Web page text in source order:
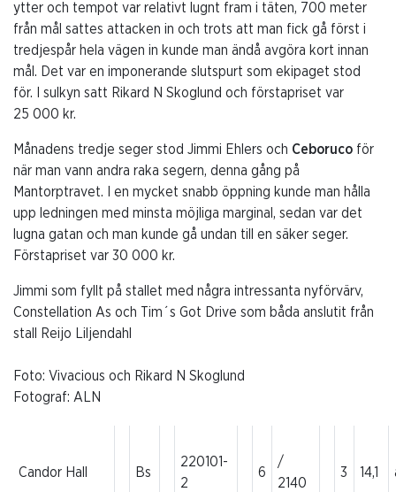
ytter och tempot var relativt lugnt fram i täten, 700 meter
från mål sattes attacken in och trots att man fick gå först i
tredjespår hela vägen in kunde man ändå avgöra kort innan
mål. Det var en imponerande slutspurt som ekipaget stod
för. I sulkyn satt Rikard N Skoglund och förstapriset var
25 000 kr.
Månadens tredje seger stod Jimmi Ehlers och Ceboruco för
när man vann andra raka segern, denna gång på
Mantorptravet. I en mycket snabb öppning kunde man hålla
upp ledningen med minsta möjliga marginal, sedan var det
lugna gatan och man kunde gå undan till en säker seger.
Förstapriset var 30 000 kr.
Jimmi som fyllt på stallet med några intressanta nyförvärv,
Constellation As och Tim´s Got Drive som båda anslutit från
stall Reijo Liljendahl
Foto: Vivacious och Rikard N Skoglund
Fotograf: ALN
Candor Hall Bs
220101-
2
6
/
2140
3 14,1